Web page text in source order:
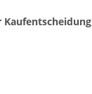
Kaufentscheidung